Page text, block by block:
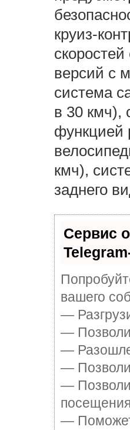
круиз-
версий с
система
в 30 кмч),
функцией
кмч),
заднего
Сервис
вашего
—
—
—
—
—
— Поможет